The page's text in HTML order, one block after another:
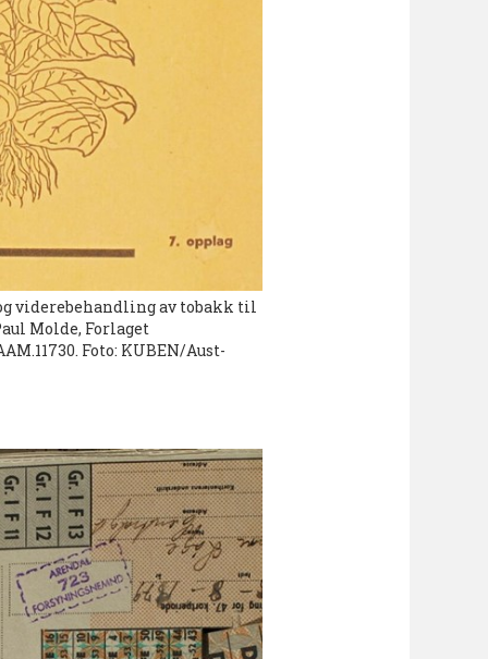
viderebehandling av tobakk til
Molde, Forlaget
Foto: KUBEN/Aust-